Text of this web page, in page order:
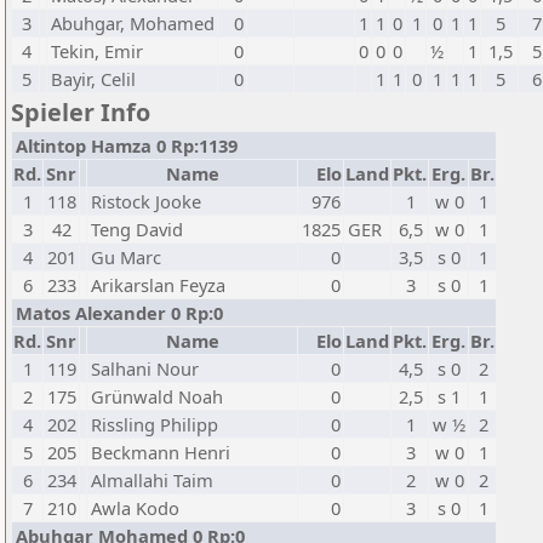
3
Abuhgar, Mohamed 0 1 1 0 1 0 1 1 5 7
4
Tekin, Emir 0 0 0 0 ½ 1 1,5 5
5
Bayir, Celil 0 1 1 0 1 1 1 5 6
Spieler Info
Altintop Hamza 0 Rp:1139
Rd. Snr Name Elo Land Pkt. Erg. Br.
1
118 Ristock Jooke 976 1 w 0
1
3
42 Teng David 1825 GER 6,5 w 0
1
4 201 Gu Marc 0 3,5 s 0
1
6 233 Arikarslan Feyza 0 3 s 0
1
Matos Alexander 0 Rp:0
Rd. Snr Name Elo Land Pkt. Erg. Br.
1
119 Salhani Nour 0 4,5 s 0
2
2
175 Grünwald Noah 0 2,5 s 1
1
4 202 Rissling Philipp 0 1 w ½ 2
5 205 Beckmann Henri 0 3 w 0
1
6 234 Almallahi Taim 0 2 w 0
2
7 210 Awla Kodo 0 3 s 0
1
Abuhgar Mohamed 0 Rp:0